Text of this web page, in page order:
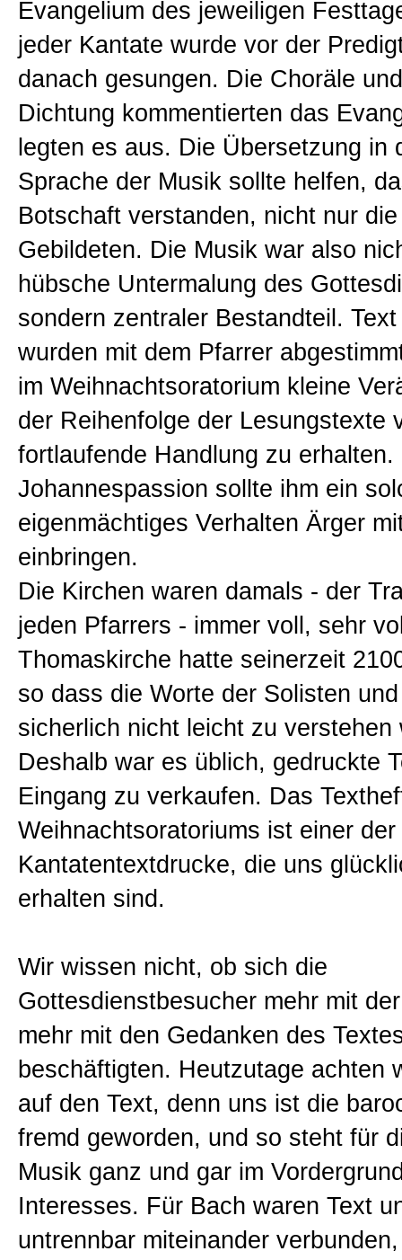
Evangelium des jeweiligen
jeder Kantate wurde vor der
danach gesungen. Die Choräle
Dichtung kommentierten das
legten es aus. Die Übersetzung in
Sprache der Musik sollte helfen,
Botschaft verstanden, nicht nur
Gebildeten. Die Musik war also
hübsche Untermalung des
sondern zentraler Bestandteil.
wurden mit dem Pfarrer
im Weihnachtsoratorium kleine
der Reihenfolge der Lesungstexte
fortlaufende Handlung zu erhalten.
Johannespassion sollte ihm ein
eigenmächtiges Verhalten Ärger
einbringen.
Die Kirchen waren damals - der
jeden Pfarrers - immer voll, sehr
Thomaskirche hatte seinerzeit
so dass die Worte der Solisten
sicherlich nicht leicht zu verstehen
Deshalb war es üblich, gedruckte
Eingang zu verkaufen. Das
Weihnachtsoratoriums ist einer
Kantatentextdrucke, die uns
erhalten sind.
Wir wissen nicht, ob sich die
Gottesdienstbesucher mehr mit
mehr mit den Gedanken des
beschäftigten. Heutzutage achten
auf den Text, denn uns ist die
fremd geworden, und so steht für
Musik ganz und gar im
Interesses. Für Bach waren Text
untrennbar miteinander